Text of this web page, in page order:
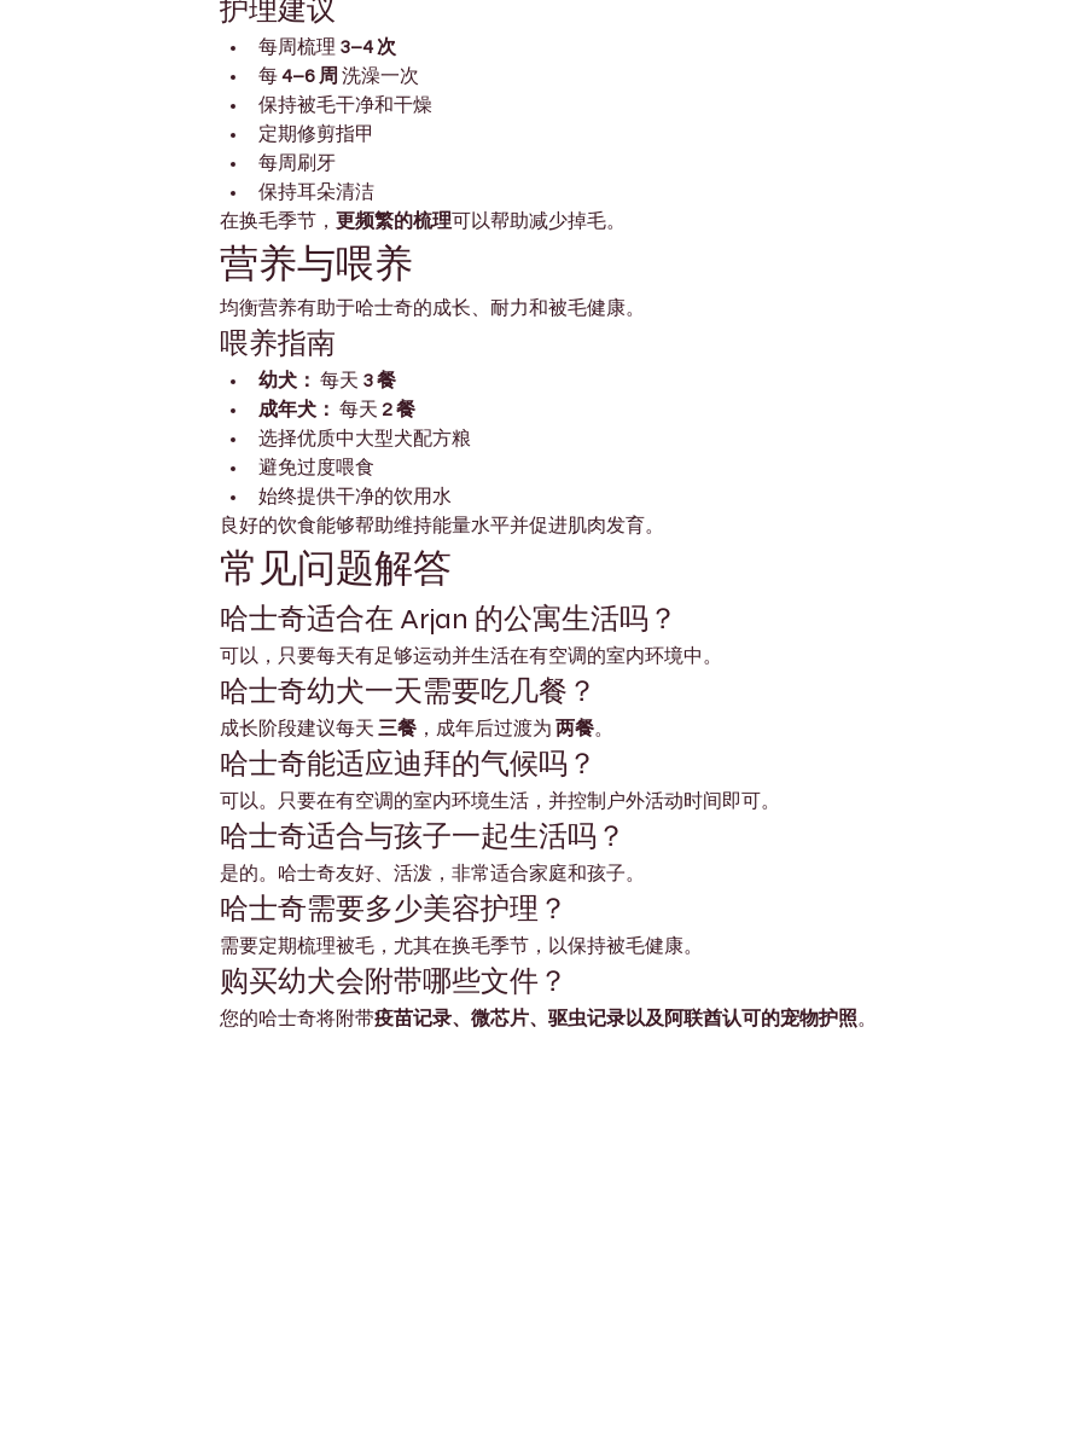
护理建议
每周梳理 3–4 次
每 4–6 周 洗澡一次
保持被毛干净和干燥
定期修剪指甲
每周刷牙
保持耳朵清洁
在换毛季节， 更频繁的梳理可以帮助减少掉毛。
营养与喂养
均衡营养有助于哈士奇的成长、耐力和被毛健康。
喂养指南
幼犬： 每天 3 餐
成年犬： 每天 2 餐
选择优质中大型犬配方粮
避免过度喂食
始终提供干净的饮用水
良好的饮食能够帮助维持能量水平并促进肌肉发育。
常见问题解答
哈士奇适合在 Arjan 的公寓生活吗？
可以，只要每天有足够运动并生活在有空调的室内环境中。
哈士奇幼犬一天需要吃几餐？
成长阶段建议每天 三餐 ，成年后过渡为 两餐。
哈士奇能适应迪拜的气候吗？
可以。只要在有空调的室内环境生活，并控制户外活动时间即可。
哈士奇适合与孩子一起生活吗？
是的。哈士奇友好、活泼，非常适合家庭和孩子。
哈士奇需要多少美容护理？
需要定期梳理被毛，尤其在换毛季节，以保持被毛健康。
购买幼犬会附带哪些文件？
您的哈士奇将附带疫苗记录、微芯片、驱虫记录以及阿联酋认可的宠物护照。